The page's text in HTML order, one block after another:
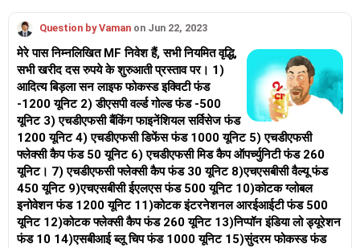
Investment, a Chennai-based AMFI-registered Mutual Fund
Distribution (ARN-4188) and APMI-registered PMS Distribution
firm (APRN07386), helping clients build long-term wealth
through mutual funds and other investment solutions.
Question by Vaman on Jun 22, 2023
मेरे पास निम्नलिखित MF निवेश हैं, सभी नियमित वृद्धि,
सभी खरीद दस रुपये के शुरुआती प्रस्ताव पर। 1)
आदित्य बिड़ला सन लाइफ फोकस्ड इक्विटी फंड
-1200 यूनिट 2) डीएसपी वर्ल्ड गोल्ड फंड -500
यूनिट 3) एचडीएफसी बैंकिंग फाइनेंशियल सर्विसेज फंड
1200 यूनिट 4) एचडीएफसी डिफेंस फंड 1000 यूनिट 5) एचडीएफसी
फ्लेक्सी कैप फंड 50 यूनिट 6) एचडीएफसी मिड कैप ऑपर्च्युनिटी फंड 260
यूनिट। 7) एचडीएफसी फ्लेक्सी कैप फंड 30 यूनिट 8)एचएसबीसी वैल्यू फंड
450 यूनिट 9)एचएसबीसी ईएलएस फंड 500 यूनिट 10)कोटक ग्लोबल
इनोवेशन फंड 1200 यूनिट 11)कोटक इंटरनेशनल आरईआईटी फंड 500
यूनिट 12)कोटक फ्लेक्सी कैप फंड 260 यूनिट 13)निप्पॉन इंडिया लो ड्यूरेशन
फंड 10 14)एसबीआई ब्लू चिप फंड 1000 यूनिट 15)सुंदरम फोकस्ड फंड